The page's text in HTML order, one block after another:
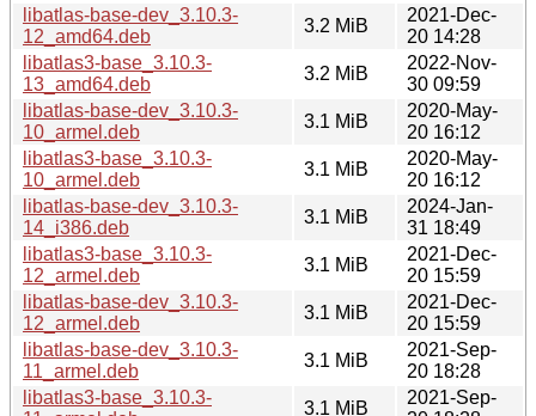
libatlas-base-dev_3.10.3-
12_amd64.deb
3.2 MiB
2021-Dec-
20 14:28
libatlas3-base_3.10.3-
13_amd64.deb
3.2 MiB
2022-Nov-
30 09:59
libatlas-base-dev_3.10.3-
10_armel.deb
3.1 MiB
2020-May-
20 16:12
libatlas3-base_3.10.3-
10_armel.deb
3.1 MiB
2020-May-
20 16:12
libatlas-base-dev_3.10.3-
14_i386.deb
3.1 MiB
2024-Jan-
31 18:49
libatlas3-base_3.10.3-
12_armel.deb
3.1 MiB
2021-Dec-
20 15:59
libatlas-base-dev_3.10.3-
12_armel.deb
3.1 MiB
2021-Dec-
20 15:59
libatlas-base-dev_3.10.3-
11_armel.deb
3.1 MiB
2021-Sep-
20 18:28
libatlas3-base_3.10.3-
3.1 MiB
2021-Sep-